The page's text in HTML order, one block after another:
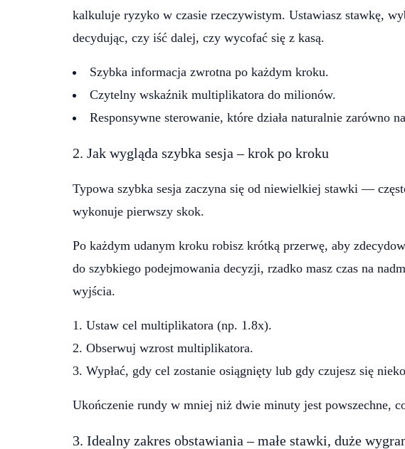
kalkuluje ryzyko w czasie rzeczywistym. Ustawiasz stawkę,
decydując, czy iść dalej, czy wycofać się z kasą.
Szybka informacja zwrotna po każdym kroku.
Czytelny wskaźnik multiplikatora do milionów.
Responsywne sterowanie, które działa naturalnie zarówno
2. Jak wygląda szybka sesja – krok po kroku
Typowa szybka sesja zaczyna się od niewielkiej stawki —
wykonuje pierwszy skok.
Po każdym udanym kroku robisz krótką przerwę, aby
do szybkiego podejmowania decyzji, rzadko masz czas na
wyjścia.
Ustaw cel multiplikatora (np. 1.8x).
Obserwuj wzrost multiplikatora.
Wypłać, gdy cel zostanie osiągnięty lub gdy czujesz się
Ukończenie rundy w mniej niż dwie minuty jest powszechne,
3. Idealny zakres obstawiania – małe stawki, duże